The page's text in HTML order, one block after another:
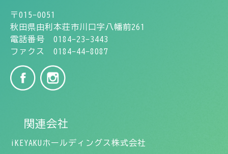
〒015-0051
秋田県由利本荘市川口字八幡前261
電話番号 0184-23-3443
ファクス 0184-44-8087
関連会社
iKEYAKUホールディングス株式会社